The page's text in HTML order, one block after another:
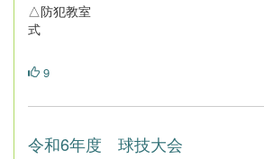
△防犯教室 △生徒
式
9
令和6年度 球技大会